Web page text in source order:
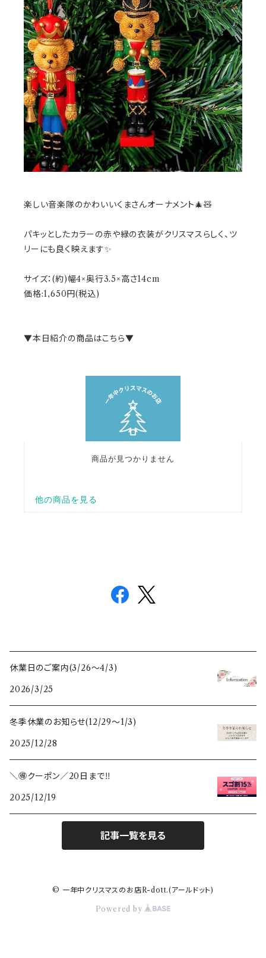
楽しい音楽隊のかわいいくまさんオーナメント🎄🧸
パキッとしたカラーの赤や緑の衣装がクリスマスらしく、ツ
リーにも良く映えます✨
サイズ：(約)幅4×奥行3.5×高さ14cm
価格:1,650円(税込)
▼本日紹介の商品はこちら▼
休業日のご案内(3/26〜4/3)
2026/3/25
冬季休業のお知らせ(12/29〜1/3)
2025/12/28
＼🉐クーポン／20日まで‼️
2025/12/19
記事一覧を見る
© 一年中クリスマスのお店R-dott.(アールドット)
Powered by